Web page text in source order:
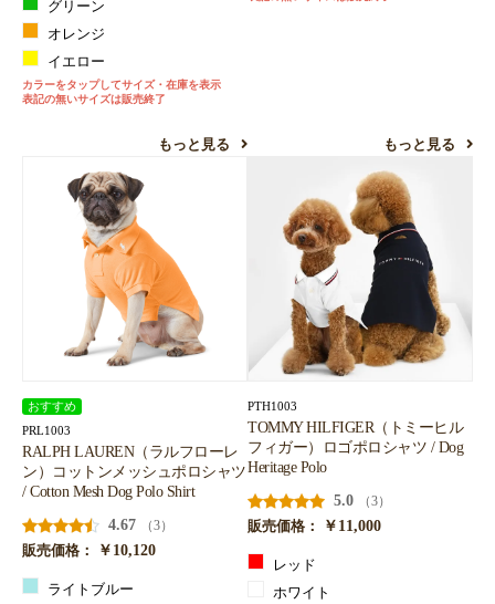
グリーン
オレンジ
イエロー
カラーをタップしてサイズ・在庫を表示
表記の無いサイズは販売終了
もっと見る もっと見る
おすすめ
PRL1003
RALPH LAUREN（ラルフローレ
ン）コットンメッシュポロシャツ
/ Cotton Mesh Dog Polo Shirt
4.67
（3）
販売価格：
￥10,120
ライトブルー
PTH1003
TOMMY HILFIGER（トミーヒル
フィガー）ロゴポロシャツ / Dog
Heritage Polo
5.0
（3）
販売価格：
￥11,000
レッド
ホワイト